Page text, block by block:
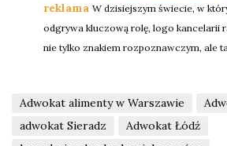
reklama W dzisiejszym świecie, w
odgrywa kluczową rolę, logo kancelarii
nie tylko znakiem rozpoznawczym, ale
Adwokat alimenty w Warszawie
adwokat Sieradz
Adwokat Łódź